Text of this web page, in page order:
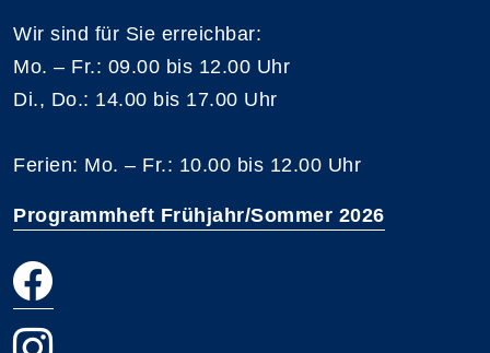
Wir sind für Sie erreichbar:
Mo. – Fr.: 09.00 bis 12.00 Uhr
Di., Do.: 14.00 bis 17.00 Uhr
Ferien: Mo. – Fr.: 10.00 bis 12.00 Uhr
Programmheft Frühjahr/Sommer 2026